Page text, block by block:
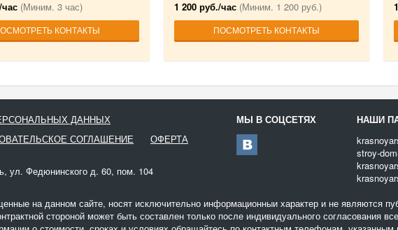
(Миним. 3 час)
КОНТАКТЫ
1 200 руб./час (Миним. 1 200 руб.)
ПОСМОТРЕТЬ КОНТАКТЫ
ДАННЫХ
СОГЛАШЕНИЕ
ОФЕРТА
ул. Федюнинского д. 60, пом. 104
МЫ В СОЦСЕТЯХ
НАШИ
stroy-
на данном сайте, носят исключительно информационныи характер и не являются
стороной может быть составлен только после индивидуального согласования